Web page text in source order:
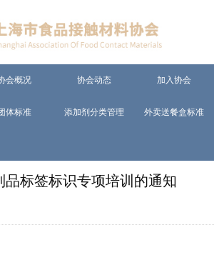
会概况 协会动态 加入协会
体标准 添加剂分类管理 外卖送餐盒标准
品标签标识专项培训的通知